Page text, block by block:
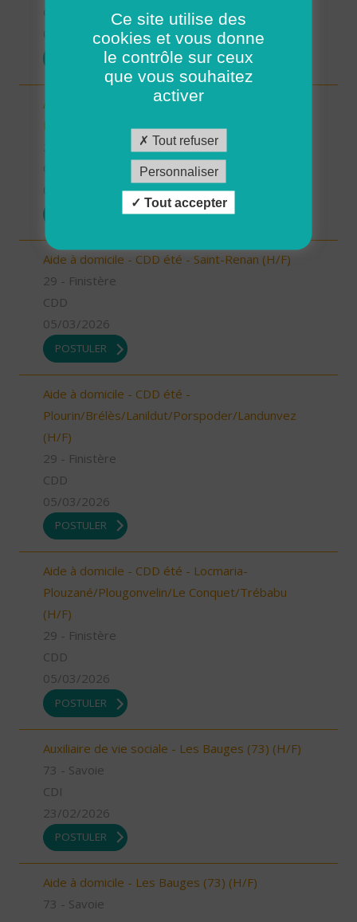
05/03/2026
Aide à domicile - CDD été - Plouarzel/Lampaul-
Plouarzel/Ploumoguer (H/F)
Aide à domicile - CDD été - Saint-Renan (H/F)
29 - Finistère
CDD
05/03/2026
POSTULER
Aide à domicile - CDD été -
Plourin/Brélès/Lanildut/Porspoder/Landunvez
(H/F)
29 - Finistère
CDD
05/03/2026
POSTULER
Aide à domicile - CDD été - Locmaria-
Plouzané/Plougonvelin/Le Conquet/Trébabu
(H/F)
29 - Finistère
CDD
05/03/2026
POSTULER
Auxiliaire de vie sociale - Les Bauges (73) (H/F)
73 - Savoie
CDI
23/02/2026
POSTULER
Aide à domicile - Les Bauges (73) (H/F)
73 - Savoie
Ce site utilise des
cookies et vous donne
le contrôle sur ceux
que vous souhaitez
activer
Tout refuser
Personnaliser
Tout accepter